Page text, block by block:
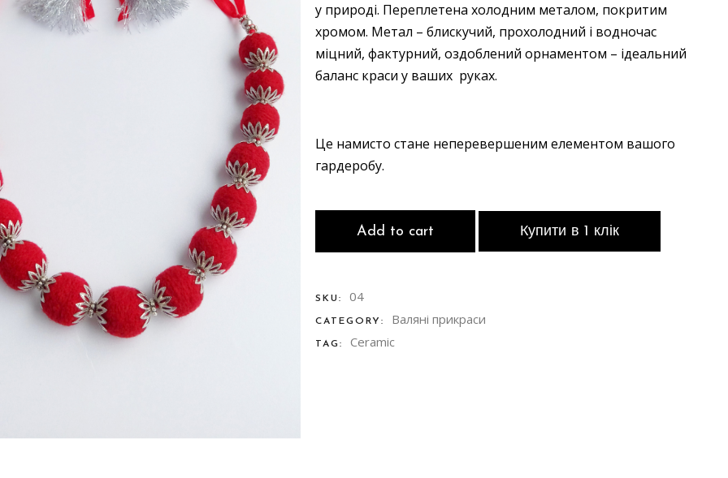
у природі. Переплетена холодним металом, покритим
хромом. Метал – блискучий, прохолодний і водночас
міцний, фактурний, оздоблений орнаментом – ідеальний
баланс краси у ваших руках.
Це намисто стане неперевершеним елементом вашого
гардеробу.
Add to cart Купити в 1 клік
SKU: 04
CATEGORY: Валяні прикраси
TAG: Ceramic